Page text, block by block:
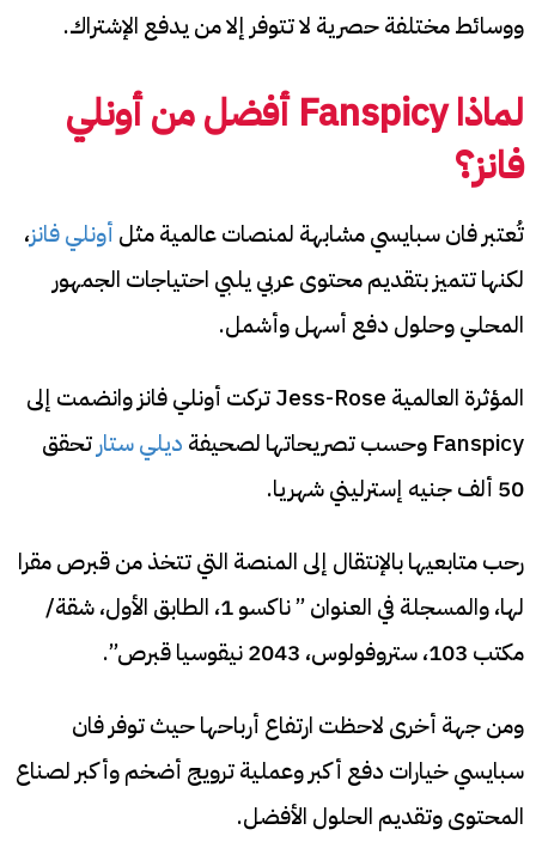
ووسائط مختلفة حصرية لا تتوفر إلا من يدفع الإشتراك.
لماذا Fanspicy أفضل من أونلي
فانز؟
تُعتبر فان سبايسي مشابهة لمنصات عالمية مثل أونلي فانز،
لكنها تتميز بتقديم محتوى عربي يلبي احتياجات الجمهور
المحلي وحلول دفع أسهل وأشمل.
المؤثرة العالمية Jess-Rose تركت أونلي فانز وانضمت إلى
Fanspicy وحسب تصريحاتها لصحيفة
ديلي ستار تحقق
50 ألف جنيه إسترليني شهريا.
رحب متابعيها بالإنتقال إلى المنصة التي تتخذ من قبرص مقرا
لها، والمسجلة في العنوان ” ناكسو 1، الطابق الأول، شقة/
مكتب 103، ستروفولوس، 2043 نيقوسيا قبرص”.
ومن جهة أخرى لاحظت ارتفاع أرباحها حيث توفر فان
سبايسي خيارات دفع أكبر وعملية ترويج أضخم وأكبر لصناع
المحتوى وتقديم الحلول الأفضل.